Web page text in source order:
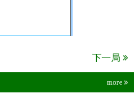
下一局
more